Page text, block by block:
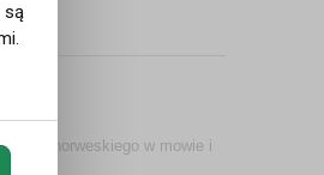
norweskiego w mowie i
są